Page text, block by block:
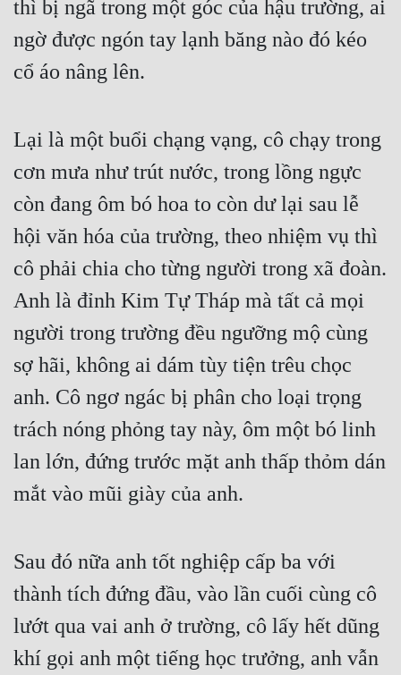
Võ Hiệp
Võng Du
Xuyên Nhanh
Xuyên Sách
Xuyên Thư
Điền Văn
Đông Phương
Đông Phương Huyền Huyễn
Đồng Nhân
Cẩu Đạo Trường Sinh
Ngự Thú
Truyện Nữ
Vô Địch Lưu
Xây Dựng Thế Lực
thì bị ngã trong một góc của hậu trường, ai
ngờ được ngón tay lạnh băng nào đó kéo
cổ áo nâng lên.
Lại là một buổi chạng vạng, cô chạy trong
cơn mưa như trút nước, trong lồng ngực
còn đang ôm bó hoa to còn dư lại sau lễ
hội văn hóa của trường, theo nhiệm vụ thì
cô phải chia cho từng người trong xã đoàn.
Anh là đỉnh Kim Tự Tháp mà tất cả mọi
người trong trường đều ngưỡng mộ cùng
sợ hãi, không ai dám tùy tiện trêu chọc
anh. Cô ngơ ngác bị phân cho loại trọng
trách nóng phỏng tay này, ôm một bó linh
lan lớn, đứng trước mặt anh thấp thỏm dán
mắt vào mũi giày của anh.
Sau đó nữa anh tốt nghiệp cấp ba với
thành tích đứng đầu, vào lần cuối cùng cô
lướt qua vai anh ở trường, cô lấy hết dũng
khí gọi anh một tiếng học trưởng, anh vẫn